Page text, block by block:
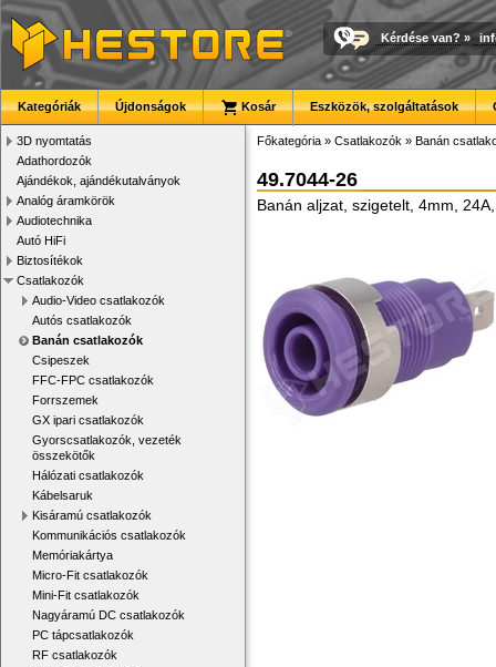
Kérdése van? »
Kategóriák Újdonságok Kosár Eszközök, szolgáltatások
3D nyomtatás
Adathordozók
Ajándékok, ajándékutalványok
Analóg áramkörök
Audiotechnika
Autó HiFi
Biztosítékok
Csatlakozók
Audio-Video csatlakozók
Autós csatlakozók
Banán csatlakozók
Csipeszek
FFC-FPC csatlakozók
Forrszemek
GX ipari csatlakozók
Gyorscsatlakozók, vezeték
összekötők
Hálózati csatlakozók
Kábelsaruk
Kisáramú csatlakozók
Kommunikációs csatlakozók
Memóriakártya
Micro-Fit csatlakozók
Mini-Fit csatlakozók
Nagyáramú DC csatlakozók
PC tápcsatlakozók
RF csatlakozók
Főkategória » Csatlakozók » Banán
49.7044-26
Banán aljzat, szigetelt, 4mm,